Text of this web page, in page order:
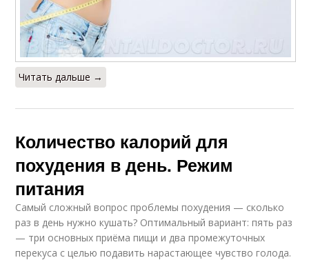
Читать дальше →
Количество калорий для
похудения в день. Режим
питания
Самый сложный вопрос проблемы похудения — сколько
раз в день нужно кушать? Оптимальный вариант: пять раз
— три основных приёма пищи и два промежуточных
перекуса с целью подавить нарастающее чувство голода.